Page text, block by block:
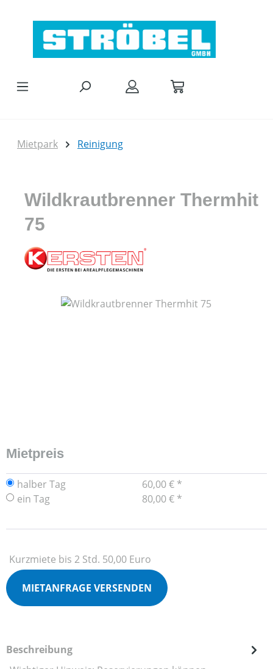
Mietpark Reinigung
Wildkrautbrenner Thermhit
75
Bildergalerie überspringen
Mietpreis
halber Tag
60,00 € *
ein Tag
80,00 € *
Kurzmiete bis 2 Std. 50,00 Euro
MIETANFRAGE VERSENDEN
Beschreibung